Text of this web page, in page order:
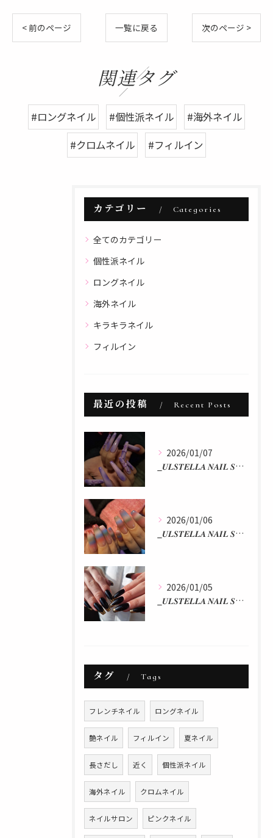
< 前のページ 一覧に戻る 次のページ >
関連タグ
#ロングネイル #個性派ネイル
#海外ネイル
#クロムネイル
#フィルイン
カテゴリー Categories
全てのカテゴリー
個性派ネイル
ロングネイル
海外ネイル
キラキラネイル
フィルイン
最近の投稿 Recent Posts
2026/01/07
_𝑼𝑳𝑺𝑻𝑬𝑳𝑳𝑨 𝑵𝑨𝑰𝑳 𝑺𝑻𝑼𝑫𝑰𝑶 𝒃𝒚 𝒂𝒌𝒂𝒏...
2026/01/06
_𝑼𝑳𝑺𝑻𝑬𝑳𝑳𝑨 𝑵𝑨𝑰𝑳 𝑺𝑻𝑼𝑫𝑰𝑶 𝒃𝒚 𝒂𝒌𝒂𝒏...
2026/01/05
_𝑼𝑳𝑺𝑻𝑬𝑳𝑳𝑨 𝑵𝑨𝑰𝑳 𝑺𝑻𝑼𝑫𝑰𝑶 𝒃𝒚 𝒂𝒌𝒂𝒏...
タグ Tags
フレンチネイル ロングネイル
艶ネイル フィルイン 夏ネイル
長さだし 近く 個性派ネイル
海外ネイル クロムネイル
ネイルサロン ピンクネイル